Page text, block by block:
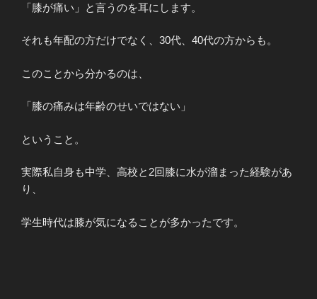
「膝が痛い」と言うのを耳にします。
それも年配の方だけでなく、30代、40代の方からも。
このことから分かるのは、
「膝の痛みは年齢のせいではない」
ということ。
実際私自身も中学、高校と2回膝に水が溜まった経験があ
り、
学生時代は膝が気になることが多かったです。